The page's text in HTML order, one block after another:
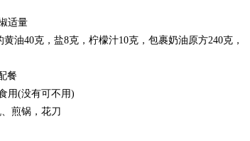
适量
油40克，盐8克，柠檬汁10克，包裹奶油原方240克，
餐
用(没有可不用)
煎锅，花刀